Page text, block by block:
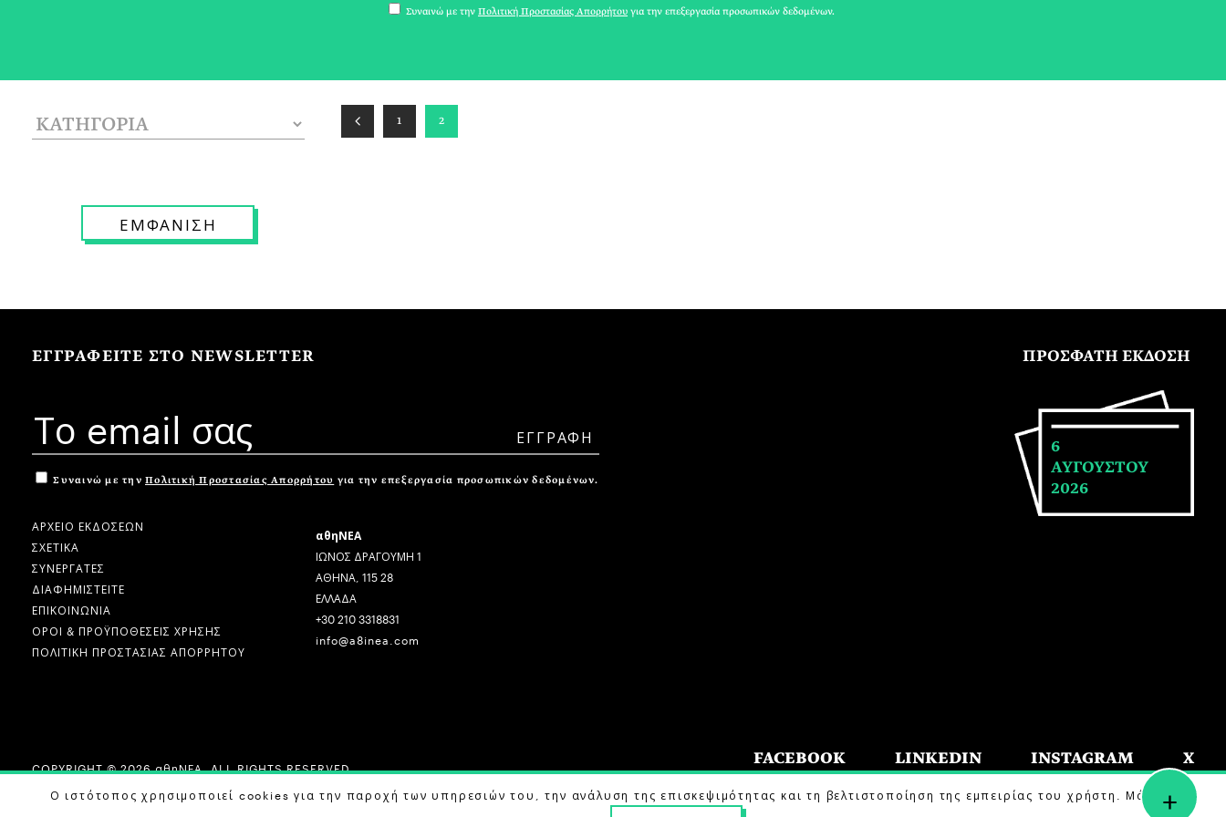
1 2
ΕΓΓΡΑΦΕΙΤΕ ΣΤΟ NEWSLETTER
Συναινώ με την Πολιτική Προστασίας Απορρήτου για την επεξεργασία προσωπικών δεδομένων.
ΑΡΧΕΙΟ ΕΚΔΟΣΕΩΝ
ΣΧΕΤΙΚΑ
ΣΥΝΕΡΓΑΤΕΣ
ΔΙΑΦΗΜΙΣΤΕΙΤΕ
ΕΠΙΚΟΙΝΩΝΙΑ
ΟΡΟΙ & ΠΡΟΫΠΟΘΕΣΕΙΣ ΧΡΗΣΗΣ
ΠΟΛΙΤΙΚΗ ΠΡΟΣΤΑΣΙΑΣ ΑΠΟΡΡΗΤΟΥ
αθηΝΕΑ
ΙΩΝΟΣ ΔΡΑΓΟΥΜΗ 1
ΑΘΗΝΑ, 115 28
ΕΛΛΑΔΑ
+30 210 3318831
info@a8inea.com
ΠΡΟΣΦΑΤΗ ΕΚΔΟΣΗ
6
ΑΥΓΟΥΣΤΟΥ
2026
COPYRIGHT © 2026 αθηΝΕΑ, ALL RIGHTS RESERVED.
DESIGN BY
. DEVELOPED BY
FACEBOOK LINKEDIN INSTAGRAM X
Ο ιστότοπος χρησιμοποιεί cookies για την παροχή των υπηρεσιών του, την ανάλυση της επισκεψιμότητας και τη βελτιστοποίηση της εμπειρίας του χρήστη. Μάθετε+
Συναινώ με την Πολιτική Προστασίας Απορρήτου για την επεξεργασία προσωπικών δεδομένων.